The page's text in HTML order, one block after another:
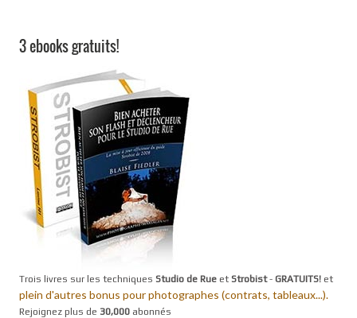
3 ebooks gratuits!
Trois livres sur les techniques Studio de Rue et Strobist- GRATUITS! et
plein d'autres bonus pour photographes (contrats, tableaux...).
Rejoignez plus de 30,000 abonnés